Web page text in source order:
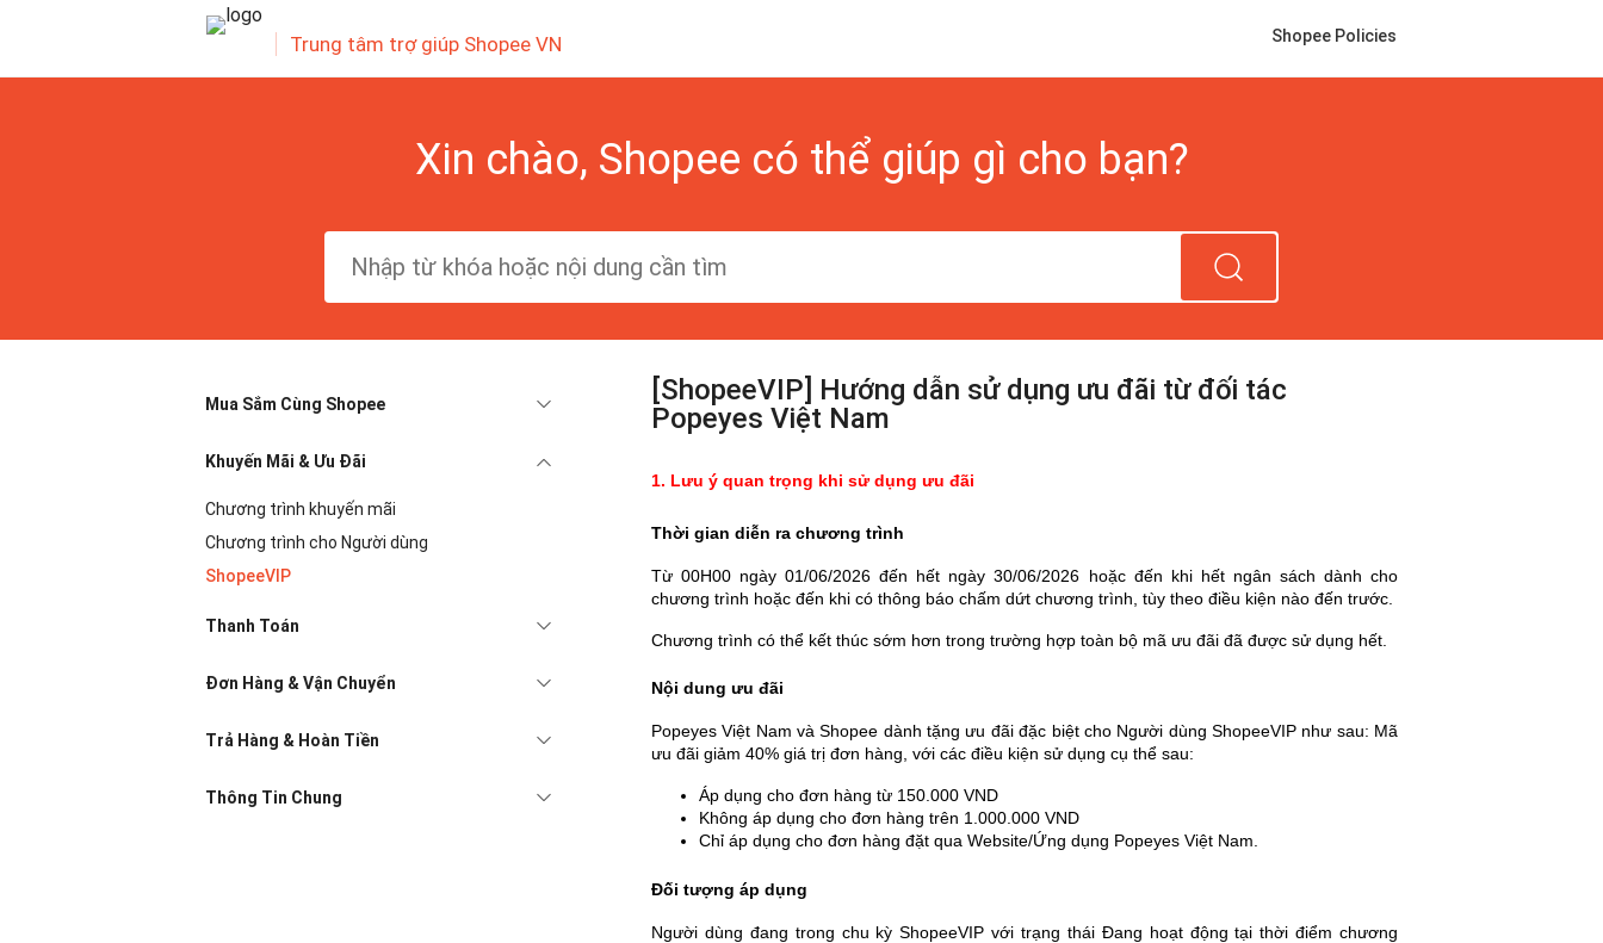
Trung tâm trợ giúp Shopee VN Shopee Policies
Xin chào, Shopee có thể giúp gì cho bạn?
Mua Sắm Cùng Shopee
Khuyến Mãi & Ưu Đãi
Chương trình khuyến mãi
Chương trình cho Người dùng
ShopeeVIP
Thanh Toán
Đơn Hàng & Vận Chuyển
Trả Hàng & Hoàn Tiền
Thông Tin Chung
[ShopeeVIP] Hướng dẫn sử dụng ưu đãi từ đối tác
Popeyes Việt Nam
1. Lưu ý quan trọng khi sử dụng ưu đãi
Thời gian diễn ra chương trình
Từ 00H00 ngày 01/06/2026 đến hết ngày 30/06/2026 hoặc đến khi hết ngân sách dành cho
chương trình hoặc đến khi có thông báo chấm dứt chương trình, tùy theo điều kiện nào đến trước.
Chương trình có thể kết thúc sớm hơn trong trường hợp toàn bộ mã ưu đãi đã được sử dụng hết.
Nội dung ưu đãi
Popeyes Việt Nam và Shopee dành tặng ưu đãi đặc biệt cho Người dùng ShopeeVIP như sau: Mã
ưu đãi giảm 40% giá trị đơn hàng, với các điều kiện sử dụng cụ thể sau:
Áp dụng cho đơn hàng từ 150.000 VND
Không áp dụng cho đơn hàng trên 1.000.000 VND
Chỉ áp dụng cho đơn hàng đặt qua Website/Ứng dụng Popeyes Việt Nam.
Đối tượng áp dụng
Người dùng đang trong chu kỳ ShopeeVIP với trạng thái Đang hoạt động tại thời điểm chương